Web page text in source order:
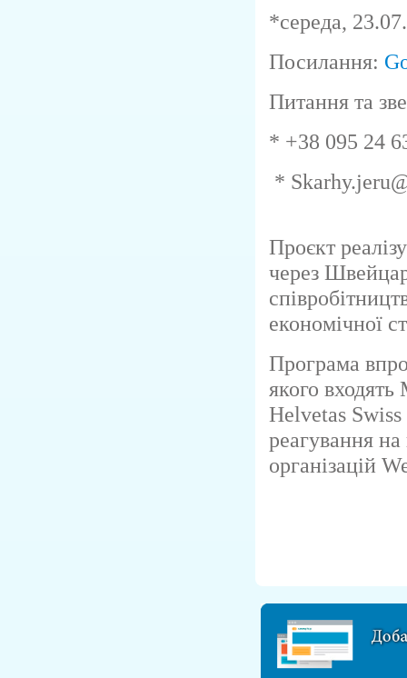
*середа,
Посилання:
Питання та
* +38 095 24
*
Проєкт
через
економічної
Програма
якого
Helvetas
реагування на
організацій